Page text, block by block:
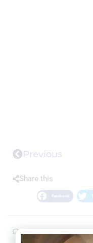
Previous
Share this
Facebook
Join our community